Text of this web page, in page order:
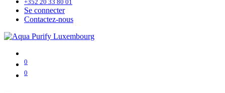
+352 20 33 80 01
Se connecter
Contactez-nous
0
0